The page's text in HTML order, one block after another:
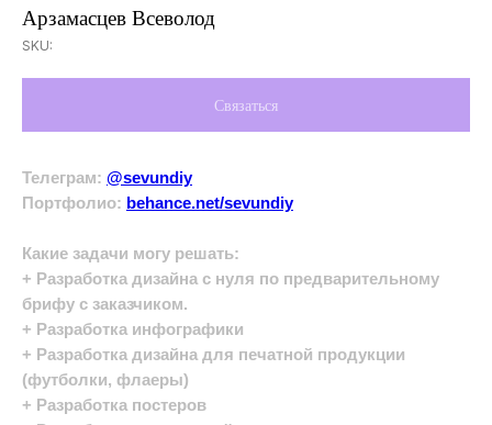
Арзамасцев Всеволод
SKU:
Связаться
Телеграм: @sevundiy
Портфолио: behance.net/sevundiy
Какие задачи могу решать:
+ Разработка дизайна с нуля по предварительному
брифу с заказчиком.
+ Разработка инфографики
+ Разработка дизайна для печатной продукции
(футболки, флаеры)
+ Разработка постеров